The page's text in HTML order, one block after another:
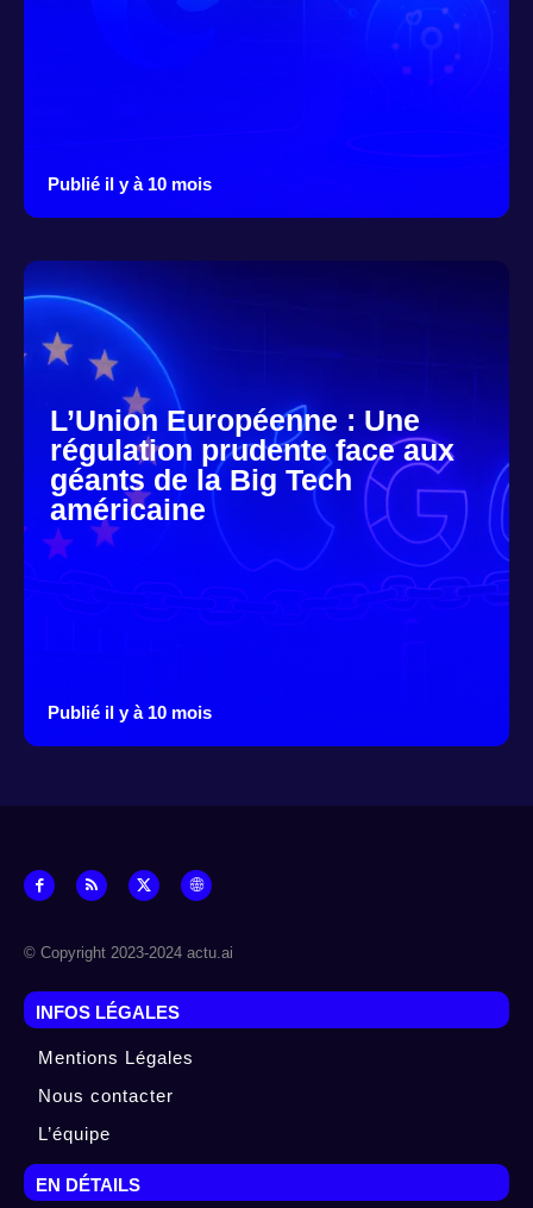
Publié il y à 10 mois
L’Union Européenne : Une
régulation prudente face aux
géants de la Big Tech
américaine
Publié il y à 10 mois
© Copyright 2023-2024 actu.ai
INFOS LÉGALES
Mentions Légales
Nous contacter
L’équipe
EN DÉTAILS